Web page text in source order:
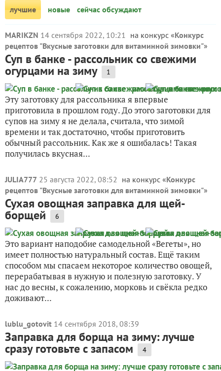
лучшие
новые сейчас обсуждают
MARIKZN 14 сентября 2022, 10:21 на конкурс «Конкурс
рецептов "Вкусные заготовки для витаминной зимовки"»
Суп в банке - рассольник со свежими
огурцами на зиму 1
Эту заготовку для рассольника я впервые
приготовила в прошлом году. До этого заготовки для
супов на зиму я не делала, считала, что зимой
времени и так достаточно, чтобы приготовить
обычный рассольник. Как же я ошибалась! Такая
получилась вкусная...
JULIA777 25 августа 2022, 08:52 на конкурс «Конкурс
рецептов "Вкусные заготовки для витаминной зимовки"»
Сухая овощная заправка для щей-
борщей 6
Это вариант наподобие самодельной «Вегеты», но
имеет полностью натуральный состав. Ещё таким
способом мы спасаем некоторое количество овощей,
перерабатывая в нужную и полезную заготовку. У
нас до весны, к сожалению, морковь и свёкла редко
доживают...
lublu_gotovit 14 сентября 2018, 08:39
Заправка для борща на зиму: лучше
сразу готовьте с запасом 4